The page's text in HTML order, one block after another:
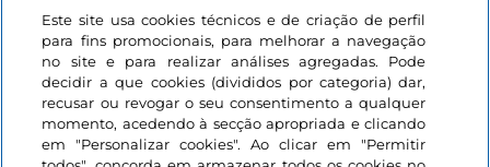
Iniciar sessão
Mantenha-se em contacto
Este site usa cookies técnicos e de criação de perfil
para fins promocionais, para melhorar a navegação
no site e para realizar análises agregadas. Pode
decidir a que cookies (divididos por categoria) dar,
recusar ou revogar o seu consentimento a qualquer
momento, acedendo à secção apropriada e clicando
em "Personalizar cookies". Ao clicar em "Permitir